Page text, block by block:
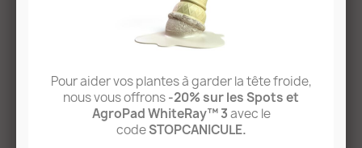
Notre offre de paiement sécurisé
Nous nous appuyons sur des prestataires de
paiement indépendants (Société Générale,
sécurisé et rapide.
En effet, vous pouvez utiliserune carte bleue, VISA,
Mastercard ou un compte PayPalpour régler vos
Pour aider vos plantes à garder la tête froide,
nous vous offrons-20% sur les Spots et
AgroPad WhiteRay™ 3avec le
codeSTOPCANICULE.